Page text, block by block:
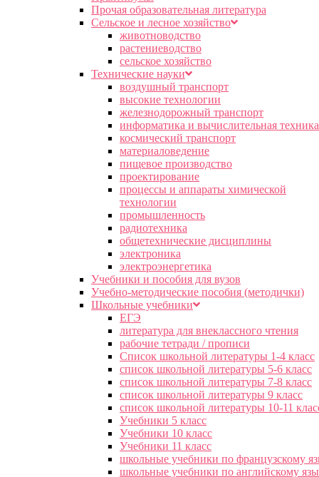
Прочая образовательная литература
Сельское и лесное хозяйство
животноводство
растениеводство
сельское хозяйство
Технические науки
воздушный транспорт
высокие технологии
железнодорожный транспорт
информатика и вычислительная техника
космический транспорт
материаловедение
пищевое производство
проектирование
процессы и аппараты химической
технологии
промышленность
радиотехника
общетехнические дисциплины
электроника
электроэнергетика
Учебники и пособия для вузов
Учебно-методические пособия (методички)
Школьные учебники
ЕГЭ
литература для внеклассного чтения
рабочие тетради / прописи
Список школьной литературы 1-4 класс
список школьной литературы 5-6 класс
список школьной литературы 7-8 класс
список школьной литературы 9 класс
список школьной литературы 10-11
Учебники 5 класс
Учебники 10 класс
Учебники 11 класс
школьные учебники по французскому
школьные учебники по английскому